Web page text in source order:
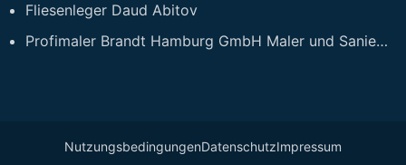
Fliesenleger Daud Abitov
Profimaler Brandt Hamburg GmbH Maler und Sanierungsfirma Hamburg
NutzungsbedingungenDatenschutzImpressum